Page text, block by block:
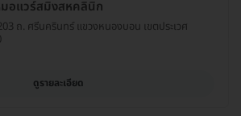
อแวร์สมิงสหคลินิก
ถ. ศรีนครินทร์ แขวงหนองบอน เขตประเวศ
ดูรายละเอียด